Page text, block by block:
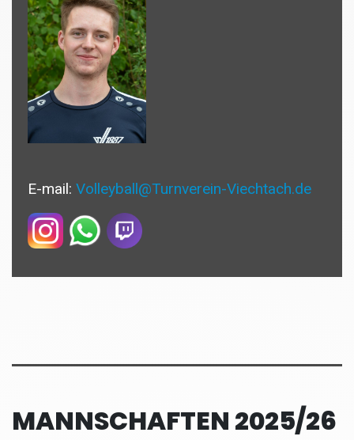
E-mail: Volleyball@Turnverein-Viechtach.de
MANNSCHAFTEN 2025/26